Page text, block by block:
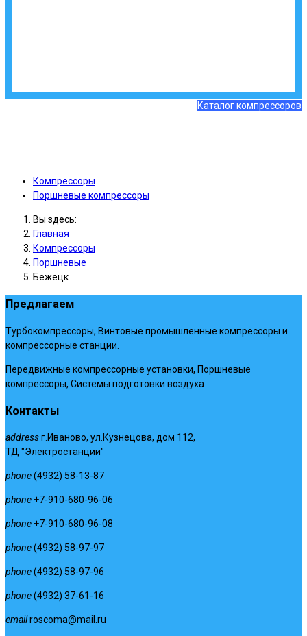
Каталог компрессоров
Компрессоры
Поршневые компрессоры
Вы здесь:
Главная
Компрессоры
Поршневые
Бежецк
Предлагаем
Турбокомпрессоры, Винтовые промышленные компрессоры и
компрессорные станции.
Передвижные компрессорные установки, Поршневые
компрессоры, Системы подготовки воздуха
Контакты
addressг.Иваново, ул.Кузнецова, дом 112,
ТД "Электростанции"
phone(4932) 58-13-87
phone +7-910-680-96-06
phone +7-910-680-96-08
phone(4932) 58-97-97
phone(4932) 58-97-96
phone(4932) 37-61-16
emailroscoma@mail.ru